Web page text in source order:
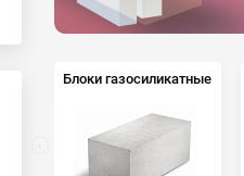
Блоки газосиликатные